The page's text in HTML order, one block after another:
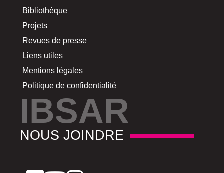
Bibliothèque
Projets
Revues de presse
Liens utiles
Mentions légales
Politique de confidentialité
IBSAR
NOUS JOINDRE